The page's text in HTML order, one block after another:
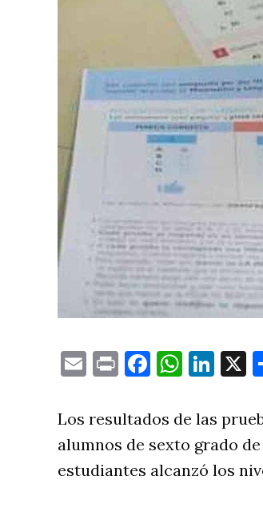
EmailPrintFacebook
X
Los resultados de las
alumnos de sexto grado
estudiantes alcanzó los